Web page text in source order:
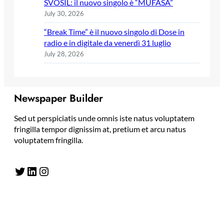
SVOSIL: il nuovo singolo è “MUFASA”
July 30, 2026
“Break Time” è il nuovo singolo di Dose in
radio e in digitale da venerdì 31 luglio
July 28, 2026
Newspaper Builder
Sed ut perspiciatis unde omnis iste natus voluptatem
fringilla tempor dignissim at, pretium et arcu natus
voluptatem fringilla.
Twitter LinkedIn Instagram